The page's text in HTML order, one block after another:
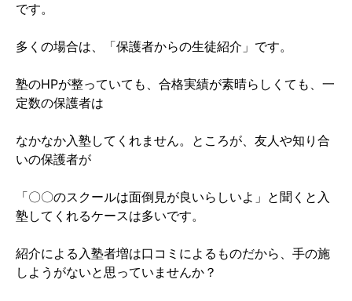
です。
多くの場合は、「保護者からの生徒紹介」です。
塾のHPが整っていても、合格実績が素晴らしくても、一
定数の保護者は
なかなか入塾してくれません。ところが、友人や知り合
いの保護者が
「〇〇のスクールは面倒見が良いらしいよ」と聞くと入
塾してくれるケースは多いです。
紹介による入塾者増は口コミによるものだから、手の施
しようがないと思っていませんか？